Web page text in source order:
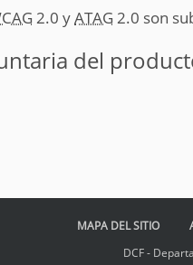
2.0 yATAG 2.0 son
del
MAPA DEL SITIO
DCF -